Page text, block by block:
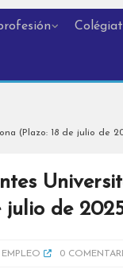
(Plazo: 18 de julio de
julio de
0